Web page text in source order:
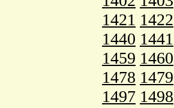
1421 1422
1440 1441
1459 1460
1478 1479
1497 1498